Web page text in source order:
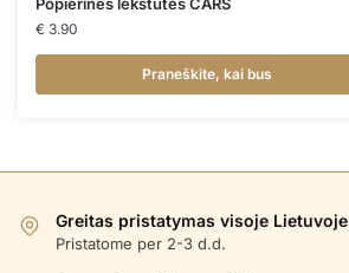
€ 3.90
Praneškite, kai bus
Greitas pristatymas visoje Lietuvoje
Pristatome per 2-3 d.d.